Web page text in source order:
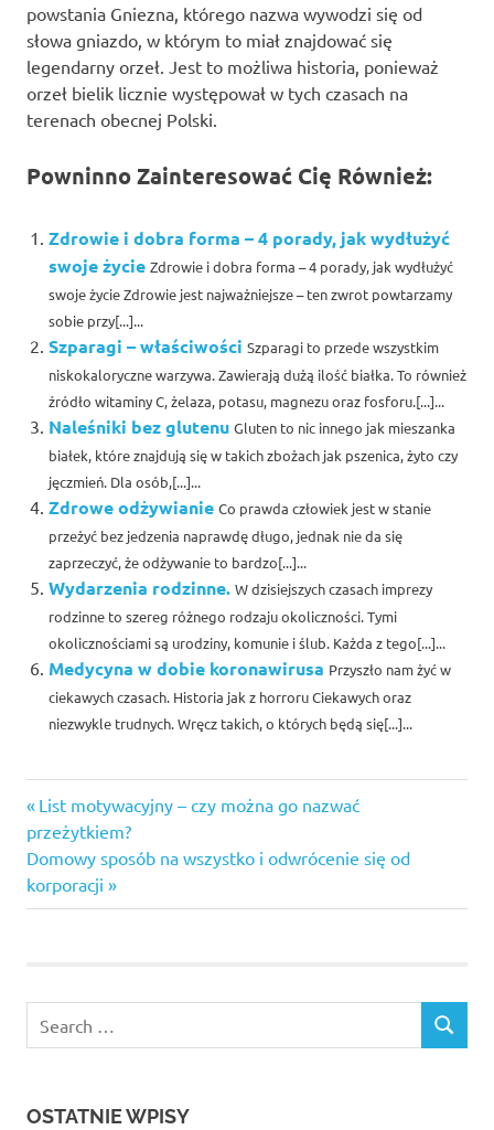
powstania Gniezna, którego nazwa wywodzi się od
słowa gniazdo, w którym to miał znajdować się
legendarny orzeł. Jest to możliwa historia, ponieważ
orzeł bielik licznie występował w tych czasach na
terenach obecnej Polski.
Powninno Zainteresować Cię Również:
Zdrowie i dobra forma – 4 porady, jak wydłużyć
swoje życie Zdrowie i dobra forma – 4 porady, jak wydłużyć
swoje życie Zdrowie jest najważniejsze – ten zwrot powtarzamy
sobie przy[...]...
Szparagi – właściwości Szparagi to przede wszystkim
niskokaloryczne warzywa. Zawierają dużą ilość białka. To również
źródło witaminy C, żelaza, potasu, magnezu oraz fosforu.[...]...
Naleśniki bez glutenu Gluten to nic innego jak mieszanka
białek, które znajdują się w takich zbożach jak pszenica, żyto czy
jęczmień. Dla osób,[...]...
Zdrowe odżywianie Co prawda człowiek jest w stanie
przeżyć bez jedzenia naprawdę długo, jednak nie da się
zaprzeczyć, że odżywanie to bardzo[...]...
Wydarzenia rodzinne. W dzisiejszych czasach imprezy
rodzinne to szereg różnego rodzaju okoliczności. Tymi
okolicznościami są urodziny, komunie i ślub. Każda z tego[...]...
Medycyna w dobie koronawirusa Przyszło nam żyć w
ciekawych czasach. Historia jak z horroru Ciekawych oraz
niezwykle trudnych. Wręcz takich, o których będą się[...]...
Nawigacja
wpisu
Previous
Post:
List motywacyjny – czy można go nazwać
przeżytkiem?
Next
Post:
Domowy sposób na wszystko i odwrócenie się od
korporacji
for:
SEARCH
OSTATNIE WPISY